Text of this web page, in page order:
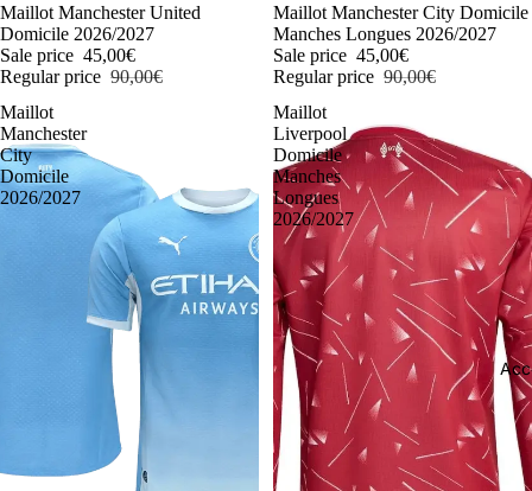
-50%
Maillot Manchester United
Domicile 2026/2027
Sale price 45,00€
Regular price 90,00€
-50%
Maillot Manchester City Domicile
Manches Longues 2026/2027
Sale price 45,00€
Regular price 90,00€
Maillot
Manchester
City
Domicile
2026/2027
Maillot
Liverpool
Domicile
Manches
Longues
2026/2027